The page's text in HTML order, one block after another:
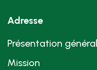
Adresse
Présentation
Mission